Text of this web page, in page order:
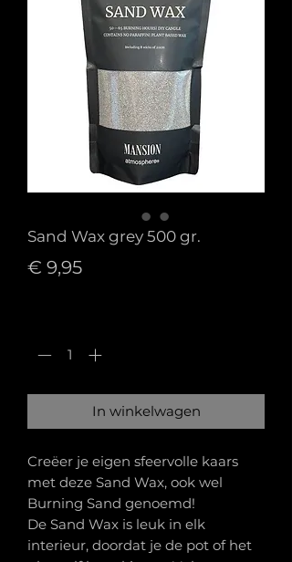
Sand Wax grey 500 gr.
€ 9,95Prijs
In winkelwagen
Creëer je eigen sfeervolle kaars
met deze Sand Wax, ook wel
Burning Sand genoemd!
De Sand Wax is leuk in elk
interieur, doordat je de pot of het